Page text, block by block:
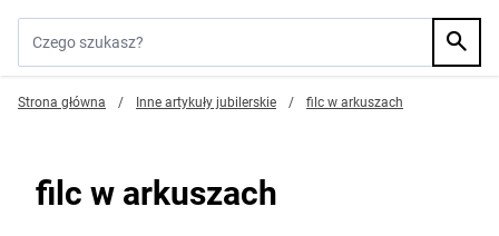
Strona główna / Inne artykuły jubilerskie / filc w arkuszach
filc w arkuszach